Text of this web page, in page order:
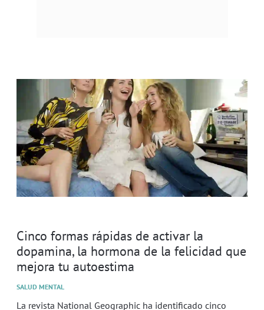
Cinco formas rápidas de activar la
dopamina, la hormona de la felicidad que
mejora tu autoestima
SALUD MENTAL
La revista National Geographic ha identificado cinco